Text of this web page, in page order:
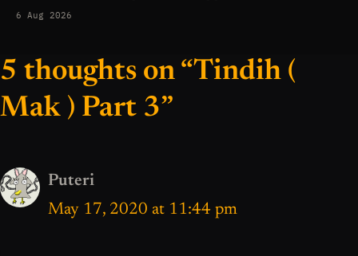
6 Aug 2026
5 thoughts on “Tindih (
Mak ) Part 3”
Puteri
May 17, 2020 at 11:44 pm